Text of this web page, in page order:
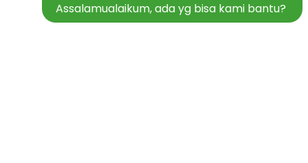
Assalamualaikum, ada yg bisa kami bantu?